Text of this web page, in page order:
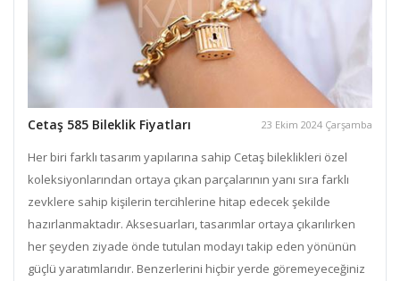
Cetaş 585 Bileklik Fiyatları 23 Ekim 2024 Çarşamba
Her biri farklı tasarım yapılarına sahip Cetaş bileklikleri özel
koleksiyonlarından ortaya çıkan parçalarının yanı sıra farklı
zevklere sahip kişilerin tercihlerine hitap edecek şekilde
hazırlanmaktadır. Aksesuarları, tasarımlar ortaya çıkarılırken
her şeyden ziyade önde tutulan modayı takip eden yönünün
güçlü yaratımlarıdır. Benzerlerini hiçbir yerde göremeyeceğiniz